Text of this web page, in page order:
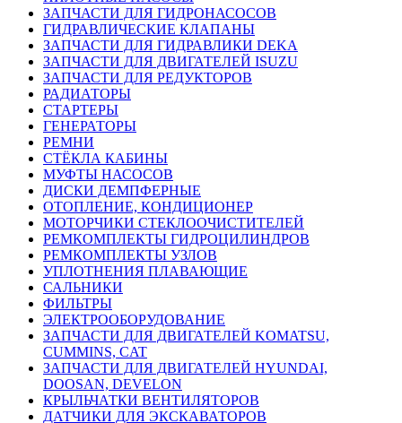
ЗАПЧАСТИ ДЛЯ ГИДРОНАСОСОВ
ГИДРАВЛИЧЕСКИЕ КЛАПАНЫ
ЗАПЧАСТИ ДЛЯ ГИДРАВЛИКИ DEKA
ЗАПЧАСТИ ДЛЯ ДВИГАТЕЛЕЙ ISUZU
ЗАПЧАСТИ ДЛЯ РЕДУКТОРОВ
РАДИАТОРЫ
СТАРТЕРЫ
ГЕНЕРАТОРЫ
РЕМНИ
СТЁКЛА КАБИНЫ
МУФТЫ НАСОСОВ
ДИСКИ ДЕМПФЕРНЫЕ
ОТОПЛЕНИЕ, КОНДИЦИОНЕР
МОТОРЧИКИ СТЕКЛООЧИСТИТЕЛЕЙ
РЕМКОМПЛЕКТЫ ГИДРОЦИЛИНДРОВ
РЕМКОМПЛЕКТЫ УЗЛОВ
УПЛОТНЕНИЯ ПЛАВАЮЩИЕ
САЛЬНИКИ
ФИЛЬТРЫ
ЭЛЕКТРООБОРУДОВАНИЕ
ЗАПЧАСТИ ДЛЯ ДВИГАТЕЛЕЙ KOMATSU,
CUMMINS, CAT
ЗАПЧАСТИ ДЛЯ ДВИГАТЕЛЕЙ HYUNDAI,
DOOSAN, DEVELON
КРЫЛЬЧАТКИ ВЕНТИЛЯТОРОВ
ДАТЧИКИ ДЛЯ ЭКСКАВАТОРОВ